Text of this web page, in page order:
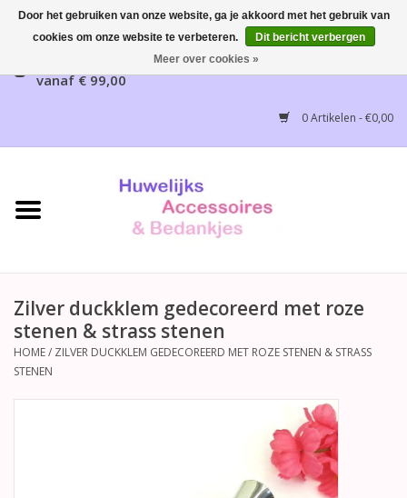
Gratis verzending mogelijk, NL vanaf € 65,00, België
vanaf € 99,00
0 Artikelen - €0,00
Home
Bruidsaccessoires
Huwelijksreceptie
Zilver duckklem gedecoreerd met roze
stenen & strass stenen
HOME/ ZILVER DUCKKLEM GEDECOREERD MET ROZE STENEN & STRASS
STENEN
Door het gebruiken van onze website, ga je akkoord met het gebruik van
cookies om onze website te verbeteren.
Dit bericht verbergen
Meer over cookies »